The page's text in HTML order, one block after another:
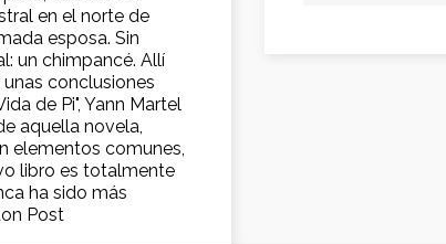
en el norte de
esposa. Sin
un chimpancé. Allí
conclusiones
de Pi", Yann Martel
aquella novela,
elementos comunes,
libro es totalmente
ha sido más
Post